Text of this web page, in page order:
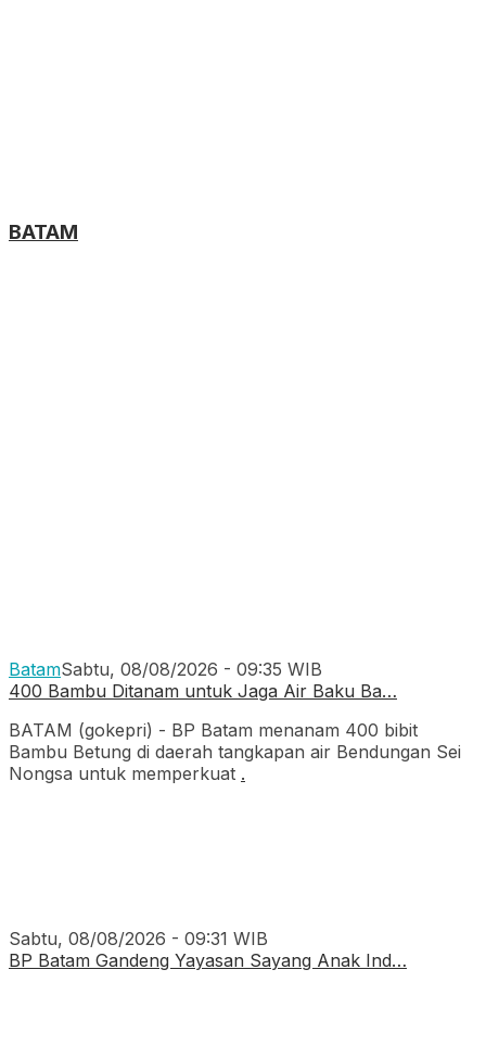
BATAM
BatamSabtu, 08/08/2026 - 09:35 WIB
400 Bambu Ditanam untuk Jaga Air Baku Ba…
BATAM (gokepri) - BP Batam menanam 400 bibit
Bambu Betung di daerah tangkapan air Bendungan Sei
Nongsa untuk memperkuat .
Sabtu, 08/08/2026 - 09:31 WIB
BP Batam Gandeng Yayasan Sayang Anak Ind…